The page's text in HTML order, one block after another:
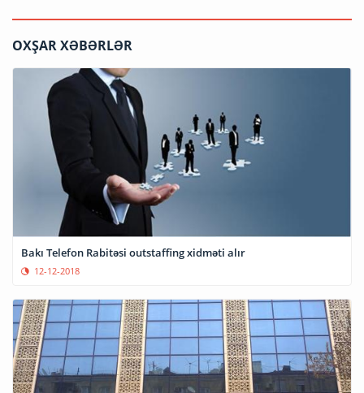
OXŞAR XƏBƏRLƏR
Bakı Telefon Rabitəsi outstaffing xidməti alır
12-12-2018